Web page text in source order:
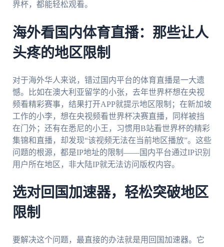
界杯，都能轻松观看。
海外看国内体育直播：那些让人
头疼的地区限制
对于海外华人来说，错过国内平台的体育直播是一大遗
憾。比如在澳大利亚留学的小张，去年世界杯想在央视
频看精彩赛事，结果打开APP就提示地区限制；在新加坡
工作的小李，想在央视频看世界杯决赛直播，同样被挡
在门外；还有在悉尼的小王，习惯用B站看世界杯的精彩
集锦和直播，却发现“该视频无法在当前地区播放”。这些
问题的根源，都是IP地址的限制——国内平台通过IP识别
用户所在地区，非大陆IP就无法访问版权内容。
选对回国加速器，轻松突破地区
限制
要解决这个问题，最直接的办法就是用回国加速器。它